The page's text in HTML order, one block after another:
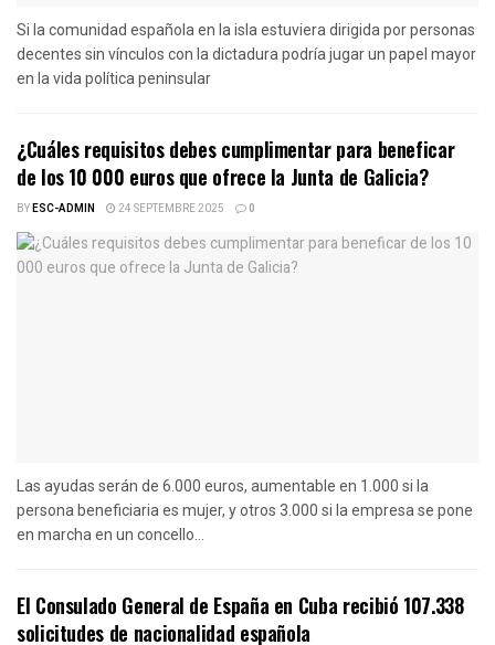
Si la comunidad española en la isla estuviera dirigida por personas
decentes sin vínculos con la dictadura podría jugar un papel mayor
en la vida política peninsular
¿Cuáles requisitos debes cumplimentar para beneficar
de los 10 000 euros que ofrece la Junta de Galicia?
BYESC-ADMIN 24 SEPTEMBRE 2025 0
Las ayudas serán de 6.000 euros, aumentable en 1.000 si la
persona beneficiaria es mujer, y otros 3.000 si la empresa se pone
en marcha en un concello...
El Consulado General de España en Cuba recibió 107.338
solicitudes de nacionalidad española